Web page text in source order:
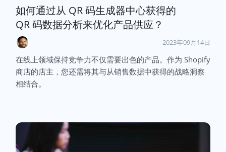
如何通过从 QR 码生成器中心获得的
QR 码数据分析来优化产品供应？
2023年09月14日
在线上领域保持竞争力不仅需要出色的产品。作为 Shopify
商店的店主，您还需将其与从销售数据中获得的战略洞察
相结合。